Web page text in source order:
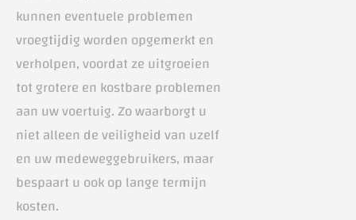
kunnen eventuele problemen
vroegtijdig worden opgemerkt en
verholpen, voordat ze uitgroeien
tot grotere en kostbare problemen
aan uw voertuig. Zo waarborgt u
niet alleen de veiligheid van uzelf
en uw medeweggebruikers, maar
bespaart u ook op lange termijn
kosten.